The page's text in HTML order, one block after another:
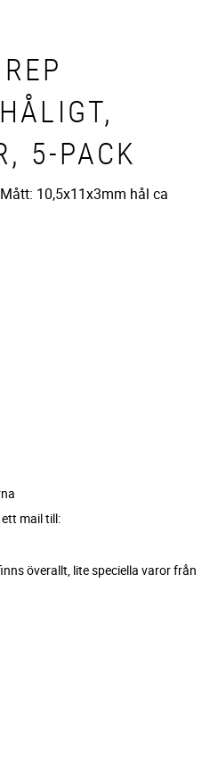
5-PACK
10,5x11x3mm hål ca
mail till:
överallt, lite speciella varor från